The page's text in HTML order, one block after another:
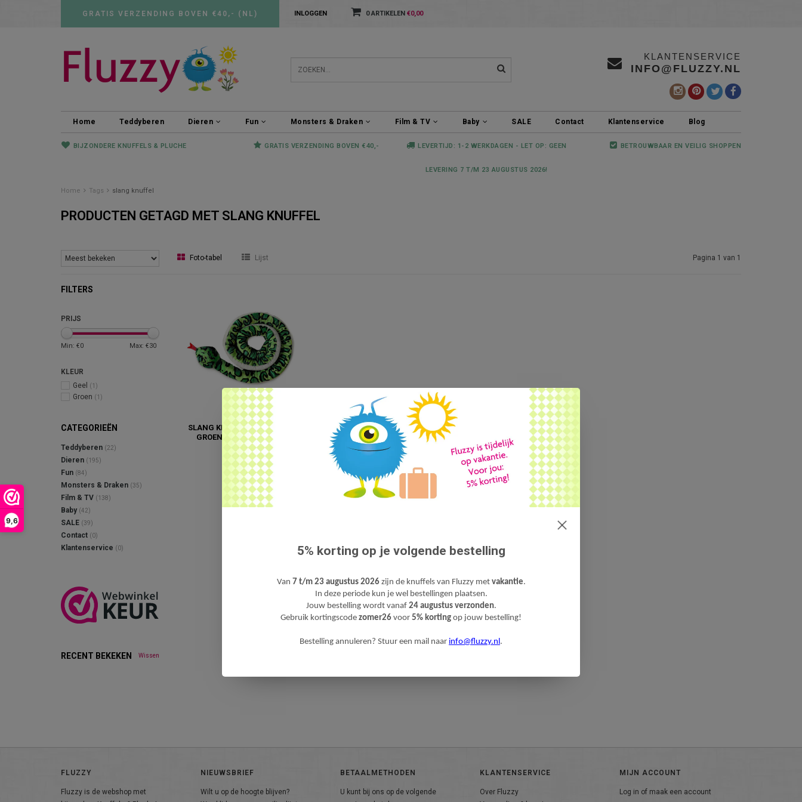
9,6
GRATIS VERZENDING BOVEN €40,- (NL) INLOGGEN 0 ARTIKELEN €0,00
KLANTENSERVICE
INFO@FLUZZY.NL
Home Teddyberen Dieren Fun Monsters & Draken Film & TV Baby SALE Contact Klantenservice Blog
BIJZONDERE KNUFFELS & PLUCHE GRATIS VERZENDING BOVEN €40,- LEVERTIJD: 1-2 WERKDAGEN - LET OP: GEEN
LEVERING 7 T/M 23 AUGUSTUS 2026!
BETROUWBAAR EN VEILIG SHOPPEN
Home Tags slang knuffel
PRODUCTEN GETAGD MET SLANG KNUFFEL
Foto-tabel Lijst Pagina 1 van 1
FILTERS
PRIJS
Min: €0 Max: €30
KLEUR
Geel
(1)
Groen (1)
CATEGORIEËN
Teddyberen (22)
Dieren (195)
Fun (84)
Monsters & Draken (35)
Film & TV (138)
Baby (42)
SALE (39)
Contact (0)
Klantenservice (0)
RECENT BEKEKEN Wissen
SLANG KNUFFEL (2.5 METER)
GROEN, GEEL OF BLAUW
€29,95
FLUZZY
Fluzzy is de webshop met
NIEUWSBRIEF
Wilt u op de hoogte blijven?
BETAALMETHODEN
U kunt bij ons op de volgende
KLANTENSERVICE
Over Fluzzy
MIJN ACCOUNT
Log in of maak een account
5% korting op je volgende bestelling
Van 7 t/m 23 augustus 2026zijn de knuffels van Fluzzy met vakantie.
In deze periode kun je wel bestellingen plaatsen.
Jouw bestelling wordt vanaf 24 augustus verzonden.
Gebruik kortingscode zomer26 voor 5% korting op jouw bestelling!
Bestelling annuleren? Stuur een mail naar info@fluzzy.nl.